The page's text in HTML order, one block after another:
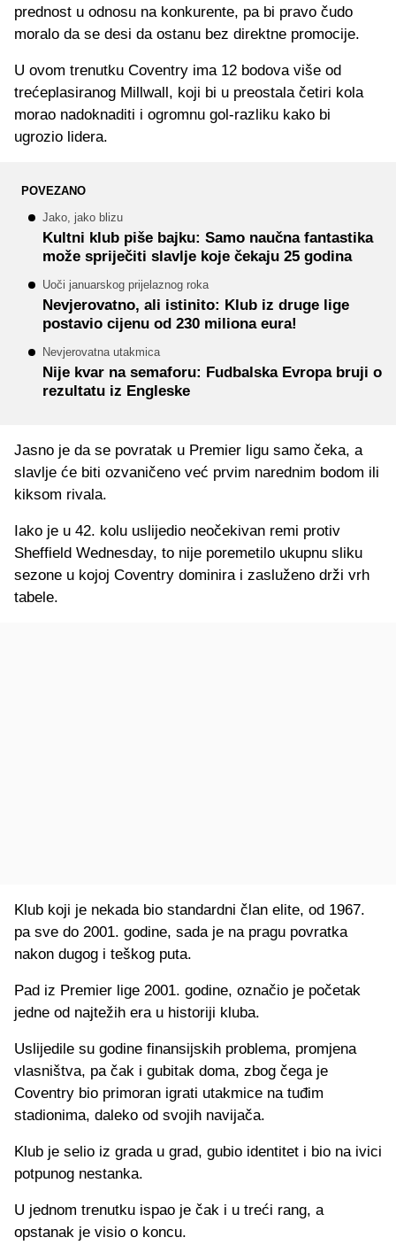
prednost u odnosu na konkurente, pa bi pravo čudo
moralo da se desi da ostanu bez direktne promocije.
U ovom trenutku Coventry ima 12 bodova više od
trećeplasiranog Millwall, koji bi u preostala četiri kola
morao nadoknaditi i ogromnu gol-razliku kako bi
ugrozio lidera.
POVEZANO
Jako, jako blizu
Kultni klub piše bajku: Samo naučna fantastika
može spriječiti slavlje koje čekaju 25 godina
Uoči januarskog prijelaznog roka
Nevjerovatno, ali istinito: Klub iz druge lige
postavio cijenu od 230 miliona eura!
Nevjerovatna utakmica
Nije kvar na semaforu: Fudbalska Evropa bruji o
rezultatu iz Engleske
Jasno je da se povratak u Premier ligu samo čeka, a
slavlje će biti ozvaničeno već prvim narednim bodom ili
kiksom rivala.
Iako je u 42. kolu uslijedio neočekivan remi protiv
Sheffield Wednesday, to nije poremetilo ukupnu sliku
sezone u kojoj Coventry dominira i zasluženo drži vrh
tabele.
Klub koji je nekada bio standardni član elite, od 1967.
pa sve do 2001. godine, sada je na pragu povratka
nakon dugog i teškog puta.
Pad iz Premier lige 2001. godine, označio je početak
jedne od najtežih era u historiji kluba.
Uslijedile su godine finansijskih problema, promjena
vlasništva, pa čak i gubitak doma, zbog čega je
Coventry bio primoran igrati utakmice na tuđim
stadionima, daleko od svojih navijača.
Klub je selio iz grada u grad, gubio identitet i bio na ivici
potpunog nestanka.
U jednom trenutku ispao je čak i u treći rang, a
opstanak je visio o koncu.